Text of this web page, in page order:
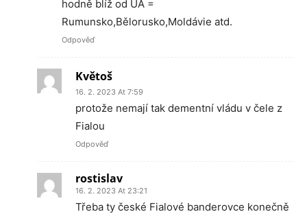
hodně blíž od UA =
Rumunsko,Bělorusko,Moldávie atd.
Odpověď
Květoš
16. 2. 2023 At 7:59
protože nemají tak dementní vládu v čele z
Fialou
Odpověď
rostislav
16. 2. 2023 At 23:21
Třeba ty české Fialové banderovce konečně